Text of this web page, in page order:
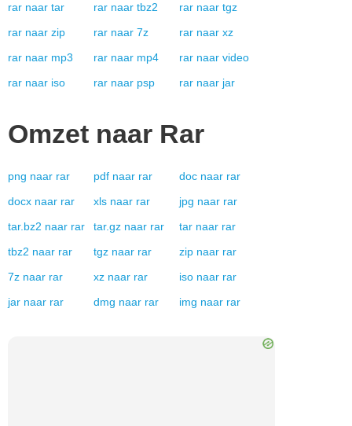
rar naar tar rar naar tbz2 rar naar tgz
rar naar zip rar naar 7z rar naar xz
rar naar mp3 rar naar mp4 rar naar video
rar naar iso rar naar psp rar naar jar
Omzet naar Rar
png naar rar pdf naar rar doc naar rar
docx naar rar xls naar rar jpg naar rar
tar.bz2 naar rar tar.gz naar rar tar naar rar
tbz2 naar rar tgz naar rar zip naar rar
7z naar rar xz naar rar iso naar rar
jar naar rar dmg naar rar img naar rar